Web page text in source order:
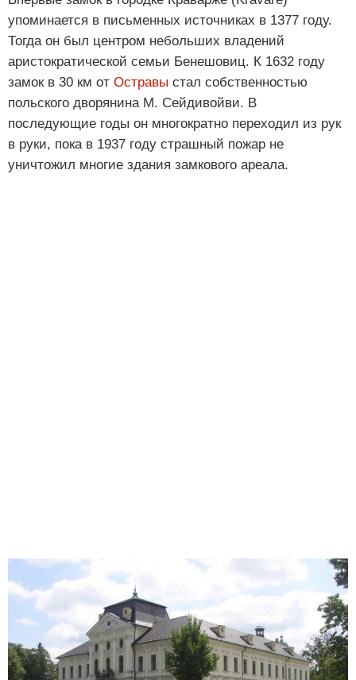
упоминается в письменных источниках в 1377 году.
Тогда он был центром небольших владений
аристократической семьи Бенешовиц. К 1632 году
замок в 30 км от Остравы стал собственностью
польского дворянина М. Сейдивойви. В
последующие годы он многократно переходил из рук
в руки, пока в 1937 году страшный пожар не
уничтожил многие здания замкового ареала.